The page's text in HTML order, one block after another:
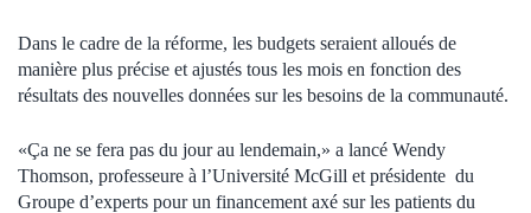
Dans le cadre de la réforme, les budgets seraient alloués de
manière plus précise et ajustés tous les mois en fonction des
résultats des nouvelles données sur les besoins de la communauté.
«Ça ne se fera pas du jour au lendemain,» a lancé Wendy
Thomson, professeure à l’Université McGill et présidente du
Groupe d’experts pour un financement axé sur les patients du